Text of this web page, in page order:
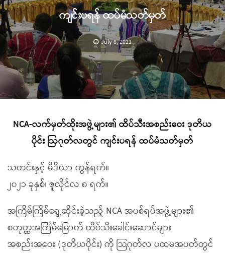
ကျင်းပရန် ထပ်မံသတ်မှတ်
July 8, 2021
NCA-လက်မှတ်ထိုးအဖွဲ့များ၏ ထိပ်သီးအစည်းဝေး ဒုတိယ
ပိုင်း ဩဂုတ်လတွင် ကျင်းပရန် ထပ်မံသတ်မှတ်
သတင်းနှင့် မီဒီယာ ကွန်ရက်။
၂၀၂၁ ခုနှစ်၊ ဇူလိုင်လ ၈ ရက်။
အကြိမ်ကြိမ်ရွေ့ဆိုင်းခဲ့သည့် NCA အပစ်ရပ်အဖွဲ့များ၏
စတုတ္ထအကြိမ်မြောက် ထိပ်သီးခေါင်းဆောင်များ
အစည်းအဝေး (ဒုတိယပိုင်း) ကို သြဂုတ်လ ပထမအပတ်တွင်